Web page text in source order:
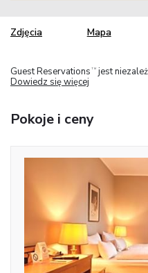
Zdjęcia Mapa
Guest Reservations TM jest
Dowiedz się więcej
Pokoje i ceny